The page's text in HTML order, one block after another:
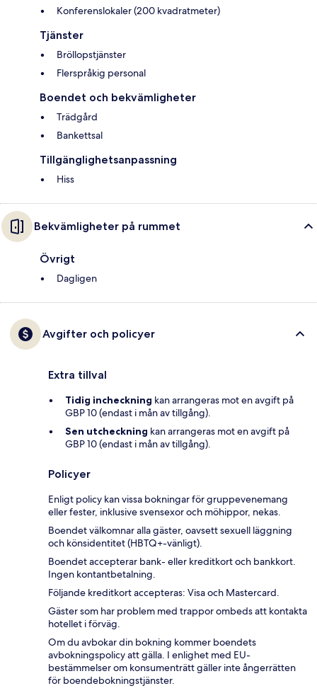
Konferenslokaler (200 kvadratmeter)
Tjänster
Bröllopstjänster
Flerspråkig personal
Boendet och bekvämligheter
Trädgård
Bankettsal
Tillgänglighetsanpassning
Hiss
Bekvämligheter på rummet
Övrigt
Dagligen
Avgifter och policyer
Extra tillval
Tidig incheckning kan arrangeras mot en avgift på
GBP 10 (endast i mån av tillgång).
Sen utcheckning kan arrangeras mot en avgift på
GBP 10 (endast i mån av tillgång).
Policyer
Enligt policy kan vissa bokningar för gruppevenemang
eller fester, inklusive svensexor och möhippor, nekas.
Boendet välkomnar alla gäster, oavsett sexuell läggning
och könsidentitet (HBTQ+-vänligt).
Boendet accepterar bank- eller kreditkort och bankkort.
Ingen kontantbetalning.
Följande kreditkort accepteras: Visa och Mastercard.
Gäster som har problem med trappor ombeds att kontakta
hotellet i förväg.
Om du avbokar din bokning kommer boendets
avbokningspolicy att gälla. I enlighet med EU-
bestämmelser om konsumenträtt gäller inte ångerrätten
för boendebokningstjänster.